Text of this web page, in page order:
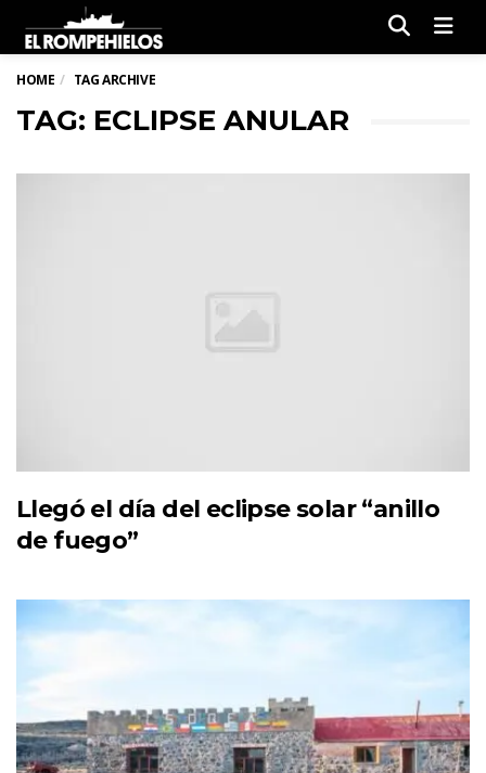
HOME TAG ARCHIVE
TAG: ECLIPSE ANULAR
Llegó el día del eclipse solar “anillo
de fuego”